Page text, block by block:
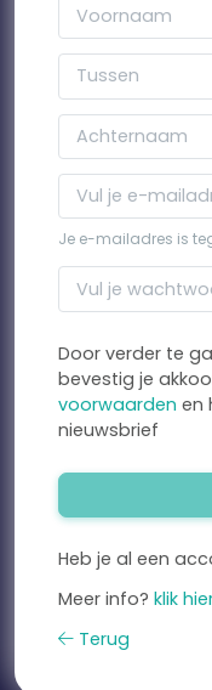
Je e-mailadres is
Door verder te
bevestig je
voorwaarden en
nieuwsbrief
Heb je al een
Meer info? klik
Terug